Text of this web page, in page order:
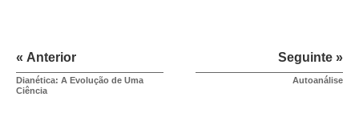
« Anterior
Dianética: A Evolução de Uma
Ciência
Seguinte »
Autoanálise